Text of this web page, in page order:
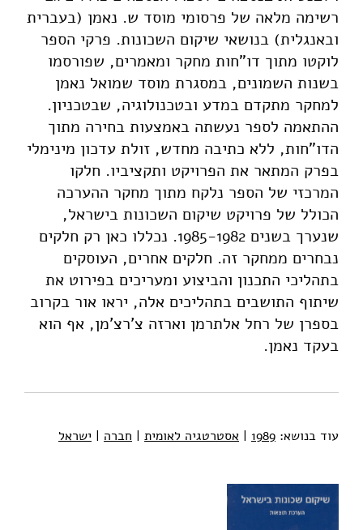
רשימה מלאה של פרסומי מוסד ש. נאמן (בעברית
ובאנגלית) בנושאי שיקום השכונות. פרקי הספר
לוקטו מתוך דו"חות מחקר ומאמרים, שפורסמו
בשנות השמונים, במסגרת מוסד שמואל נאמן
למחקר מתקדם במדע ובטכנולוגיה, שבטכניון.
ההתאמה לספר נעשתה באמצעות בחירה מתוך
הדו"חות, ללא כתיבה מחדש, זולת עדכון מינימלי
בפרק המתאר את הפרויקט ותקציביו. חלקו
המרכזי של הספר נלקח מתוך מחקר ההערכה
הכולל של פרויקט שיקום השכונות בישראל,
שנערך בשנים 1985-1982. נכללו כאן רק חלקים
נבחרים ממחקר זה. חלקים אחרים, העוסקים
בתהליכי התכנון והביצוע ומעריכים בפירוט את
שיתוף התושבים בתהליכים אלה, יראו אור בקרוב
בספרן של רחל אלתרמן וארזה צ'רצ'מן, אף הוא
בעקד נאמן.
עוד בנושא: 1989
| אסטרטגיה לאומית | חברה | ישראל